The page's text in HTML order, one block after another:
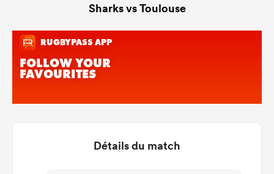
Sharks vs Toulouse
Détails du match